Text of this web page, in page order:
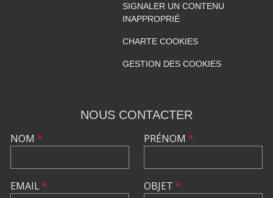
SIGNALER UN CONTENU
INAPPROPRIÉ
CHARTE COOKIES
GESTION DES COOKIES
NOUS CONTACTER
NOM *
EMAIL*
PRÉNOM *
OBJET *